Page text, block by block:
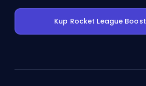
Kup Rocket League Boost